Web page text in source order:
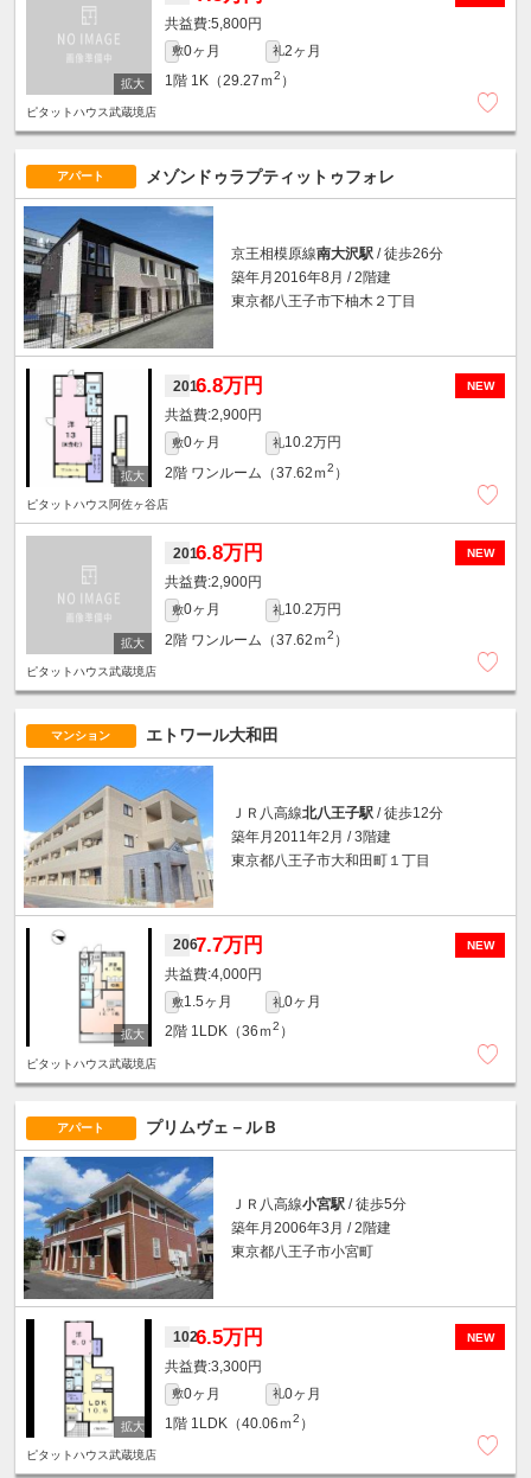
5,800円
敷0ヶ月 礼2ヶ月
1階 1K（29.27ｍ2 ）
ピタットハウス武蔵境店
アパート メゾンドゥラプティットゥフォレ
京王相模原線南大沢駅 / 徒歩26分
築年月2016年8月 / 2階建
東京都八王子市下柚木２丁目
NEW
2016.8万円
2,900円
敷0ヶ月 礼10.2万円
2階 ワンルーム（37.62ｍ2 ）
ピタットハウス阿佐ヶ谷店
NEW
2016.8万円
2,900円
敷0ヶ月 礼10.2万円
2階 ワンルーム（37.62ｍ2 ）
ピタットハウス武蔵境店
マンション エトワール大和田
ＪＲ八高線北八王子駅 / 徒歩12分
築年月2011年2月 / 3階建
東京都八王子市大和田町１丁目
NEW
2067.7万円
4,000円
敷1.5ヶ月 礼0ヶ月
2階 1LDK（36ｍ2 ）
ピタットハウス武蔵境店
アパート プリムヴェ－ルＢ
ＪＲ八高線小宮駅 / 徒歩5分
築年月2006年3月 / 2階建
東京都八王子市小宮町
NEW
1026.5万円
3,300円
敷0ヶ月 礼0ヶ月
1階 1LDK（40.06ｍ2 ）
ピタットハウス武蔵境店